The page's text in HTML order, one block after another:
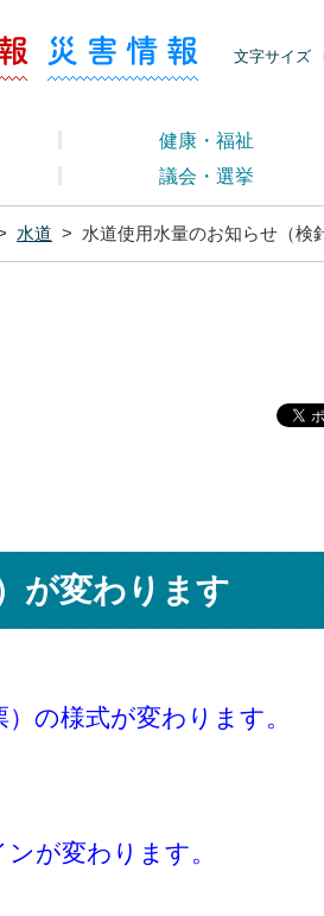
文字サイズ
観光情報 災害情報
健康・福祉
議会・選挙
水道 > 水道使用水量のお知らせ（検
が変わります
の様式が変わります。
が変わります。